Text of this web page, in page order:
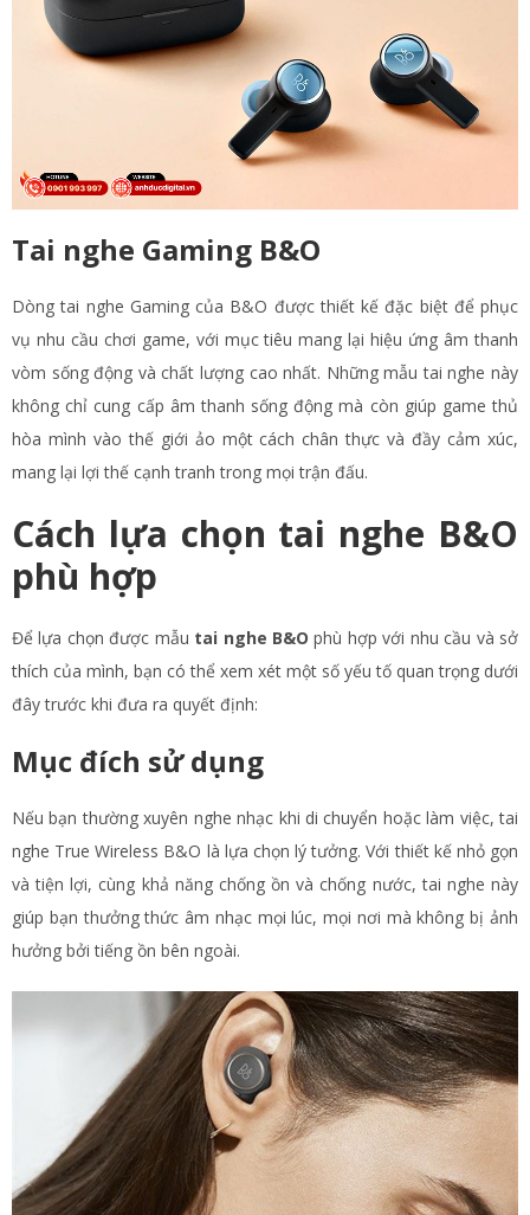
Tai nghe Gaming B&O
Dòng tai nghe Gaming của B&O được thiết kế đặc biệt để phục
vụ nhu cầu chơi game, với mục tiêu mang lại hiệu ứng âm thanh
vòm sống động và chất lượng cao nhất. Những mẫu tai nghe này
không chỉ cung cấp âm thanh sống động mà còn giúp game thủ
hòa mình vào thế giới ảo một cách chân thực và đầy cảm xúc,
mang lại lợi thế cạnh tranh trong mọi trận đấu.
Cách lựa chọn tai nghe B&O
phù hợp
Để lựa chọn được mẫu tai nghe B&O phù hợp với nhu cầu và sở
thích của mình, bạn có thể xem xét một số yếu tố quan trọng dưới
đây trước khi đưa ra quyết định:
Mục đích sử dụng
Nếu bạn thường xuyên nghe nhạc khi di chuyển hoặc làm việc, tai
nghe True Wireless B&O là lựa chọn lý tưởng. Với thiết kế nhỏ gọn
và tiện lợi, cùng khả năng chống ồn và chống nước, tai nghe này
giúp bạn thưởng thức âm nhạc mọi lúc, mọi nơi mà không bị ảnh
hưởng bởi tiếng ồn bên ngoài.